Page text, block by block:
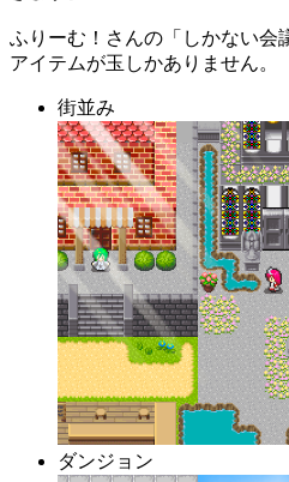
ふりーむ！さんの「しかない会
アイテムが玉しかありません。
街並み
ダンジョン